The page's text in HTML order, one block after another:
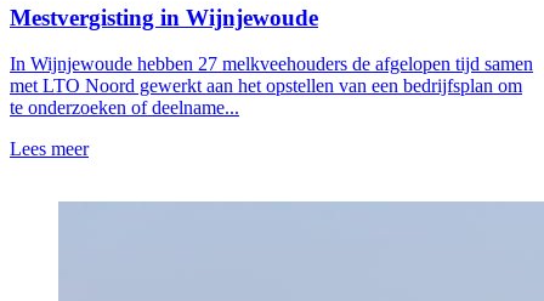
Mestvergisting in Wijnjewoude
In Wijnjewoude hebben 27 melkveehouders de afgelopen tijd samen
met LTO Noord gewerkt aan het opstellen van een bedrijfsplan om
te onderzoeken of deelname...
Lees meer